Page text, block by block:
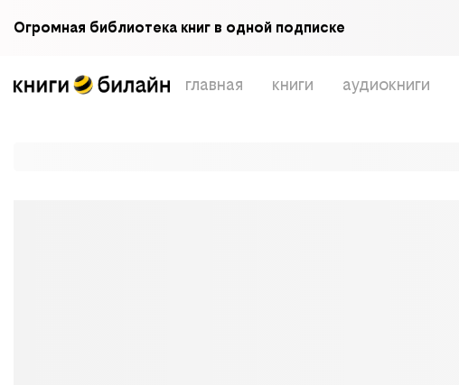
Огромная библиотека книг в одной подписке
главная книги аудиокниги